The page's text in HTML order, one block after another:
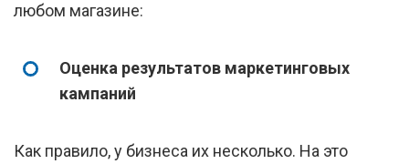
любом магазине:
Оценка результатов маркетинговых
кампаний
Как правило, у бизнеса их несколько. На это